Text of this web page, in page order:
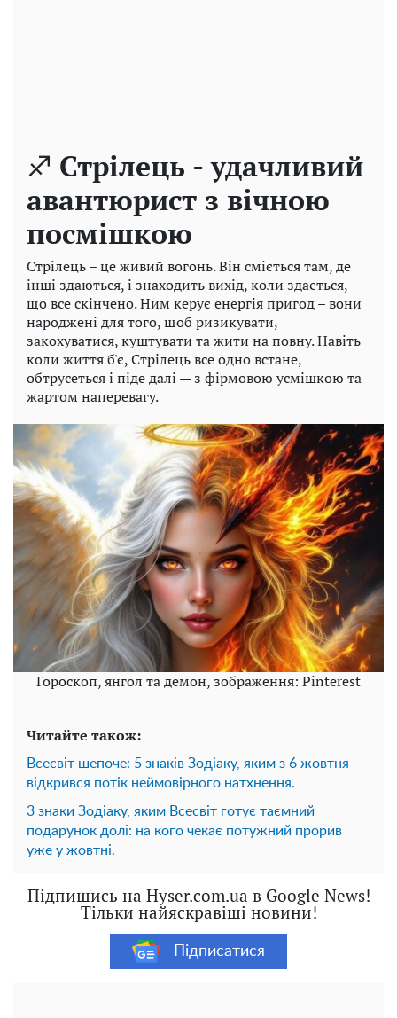
♐ Стрілець - удачливий
авантюрист з вічною
посмішкою
Стрілець – це живий вогонь. Він сміється там, де
інші здаються, і знаходить вихід, коли здається,
що все скінчено. Ним керує енергія пригод – вони
народжені для того, щоб ризикувати,
закохуватися, куштувати та жити на повну. Навіть
коли життя б'є, Стрілець все одно встане,
обтрусеться і піде далі — з фірмовою усмішкою та
жартом наперевагу.
Гороскоп, янгол та демон, зображення: Pinterest
Читайте також:
Всесвіт шепоче: 5 знаків Зодіаку, яким з 6 жовтня
відкрився потік неймовірного натхнення.
3 знаки Зодіаку, яким Всесвіт готує таємний
подарунок долі: на кого чекає потужний прорив
уже у жовтні.
Підпишись на Hyser.com.ua в Google News!
Тільки найяскравіші новини!
Підписатися